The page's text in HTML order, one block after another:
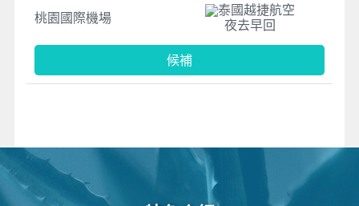
桃園國際機場
泰國越捷航空
夜去早回
候補